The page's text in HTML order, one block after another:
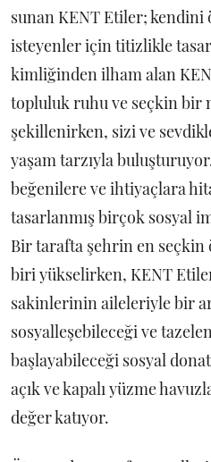
sunan KENT Etiler; kendini
isteyenler için titizlikle
kimliğinden ilham alan
topluluk ruhu ve seçkin bir
şekillenirken, sizi ve
yaşam tarzıyla
beğenilere ve ihtiyaçlara
tasarlanmış birçok sosyal
Bir tarafta şehrin en
biri yükselirken, KENT
sakinlerinin aileleriyle bir
sosyalleşebileceği ve
başlayabileceği sosyal
açık ve kapalı yüzme
değer katıyor.